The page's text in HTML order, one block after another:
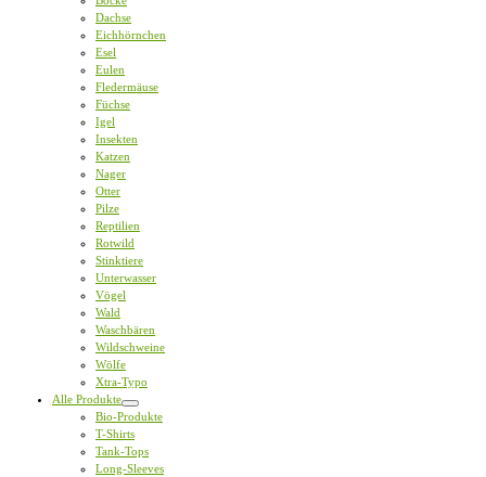
Dachse
Eichhörnchen
Esel
Eulen
Fledermäuse
Füchse
Igel
Insekten
Katzen
Nager
Otter
Pilze
Reptilien
Rotwild
Stinktiere
Unterwasser
Vögel
Wald
Waschbären
Wildschweine
Wölfe
Xtra-Typo
Alle Produkte
Bio-Produkte
T-Shirts
Tank-Tops
Long-Sleeves